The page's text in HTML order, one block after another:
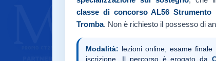
classe di concorso AL56 Strumento
Tromba. Non è richiesto il possesso di
Modalità: lezioni online, esame
iscrizione. Il percorso è erogato da